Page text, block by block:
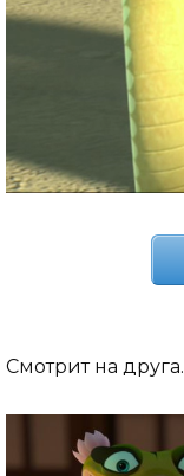
Смотрит на друга.